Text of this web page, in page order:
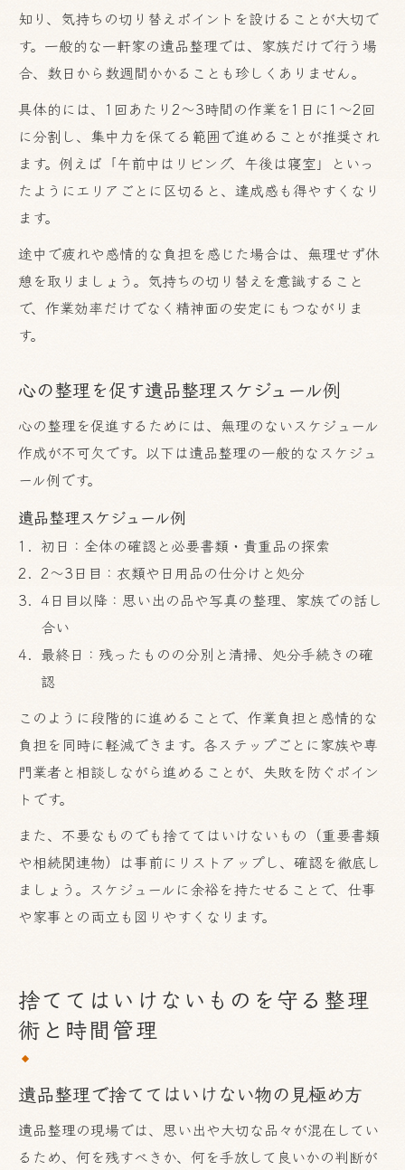
知り、気持ちの切り替えポイントを設けることが大切で
す。一般的な一軒家の遺品整理では、家族だけで行う場
合、数日から数週間かかることも珍しくありません。
具体的には、1回あたり2〜3時間の作業を1日に1〜2回
に分割し、集中力を保てる範囲で進めることが推奨され
ます。例えば「午前中はリビング、午後は寝室」といっ
たようにエリアごとに区切ると、達成感も得やすくなり
ます。
途中で疲れや感情的な負担を感じた場合は、無理せず休
憩を取りましょう。気持ちの切り替えを意識すること
で、作業効率だけでなく精神面の安定にもつながりま
す。
心の整理を促す遺品整理スケジュール例
心の整理を促進するためには、無理のないスケジュール
作成が不可欠です。以下は遺品整理の一般的なスケジュ
ール例です。
遺品整理スケジュール例
初日：全体の確認と必要書類・貴重品の探索
2～3日目：衣類や日用品の仕分けと処分
4日目以降：思い出の品や写真の整理、家族での話し
合い
最終日：残ったものの分別と清掃、処分手続きの確
認
このように段階的に進めることで、作業負担と感情的な
負担を同時に軽減できます。各ステップごとに家族や専
門業者と相談しながら進めることが、失敗を防ぐポイン
トです。
また、不要なものでも捨ててはいけないもの（重要書類
や相続関連物）は事前にリストアップし、確認を徹底し
ましょう。スケジュールに余裕を持たせることで、仕事
や家事との両立も図りやすくなります。
捨ててはいけないものを守る整理
術と時間管理
遺品整理で捨ててはいけない物の見極め方
遺品整理の現場では、思い出や大切な品々が混在してい
るため、何を残すべきか、何を手放して良いかの判断が